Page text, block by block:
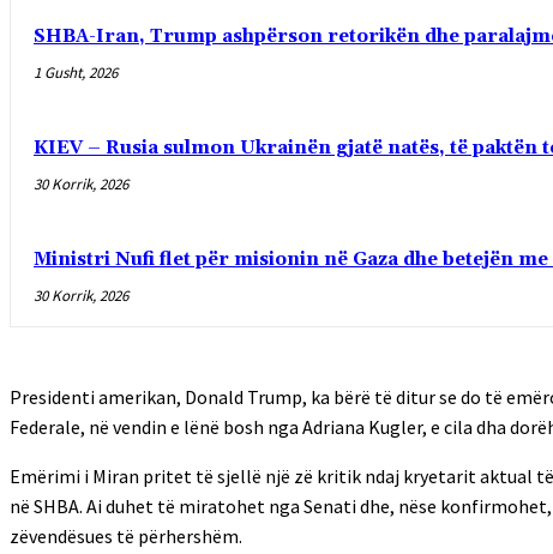
SHBA-Iran, Trump ashpërson retorikën dhe
1 Gusht, 2026
KIEV – Rusia sulmon Ukrainën gjatë natës, të paktën
30 Korrik, 2026
Ministri Nufi flet për misionin në Gaza dhe betejën
30 Korrik, 2026
Presidenti amerikan, Donald Trump, ka bërë të ditur se do të
Federale, në vendin e lënë bosh nga Adriana Kugler, e cila dha
Emërimi i Miran pritet të sjellë një zë kritik ndaj kryetarit aktual
në SHBA. Ai duhet të miratohet nga Senati dhe, nëse
zëvendësues të përhershëm.